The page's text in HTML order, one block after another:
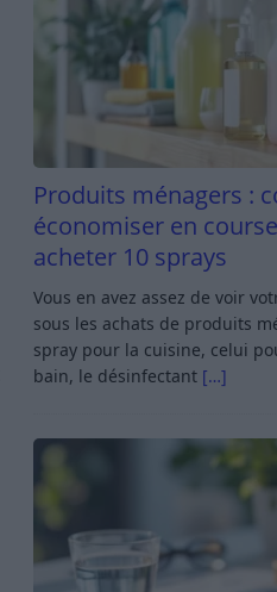
Produits ménagers :
économiser en
acheter 10 sprays
Vous en avez assez de voir
sous les achats de produits
spray pour la cuisine, celui
bain, le désinfectant […]